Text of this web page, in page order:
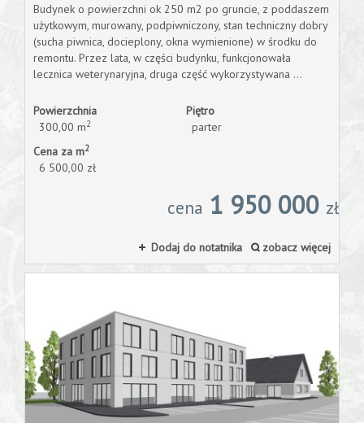
Budynek o powierzchni ok 250 m2 po gruncie, z poddaszem
użytkowym, murowany, podpiwniczony, stan techniczny dobry
(sucha piwnica, docieplony, okna wymienione) w środku do
remontu. Przez lata, w części budynku, funkcjonowała
lecznica weterynaryjna, druga część wykorzystywana ...
Powierzchnia
300,00 m2
Piętro
parter
Cena za m2
6 500,00 zł
cena 1 950 000 zł
Dodaj do notatnika zobacz więcej